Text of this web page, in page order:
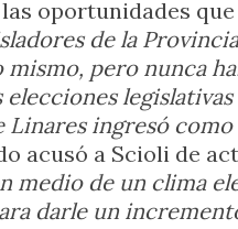
oportunidades
de la
pero nunca
Linares ingresó
acusó a Scioli de
medio de un clima
darle un